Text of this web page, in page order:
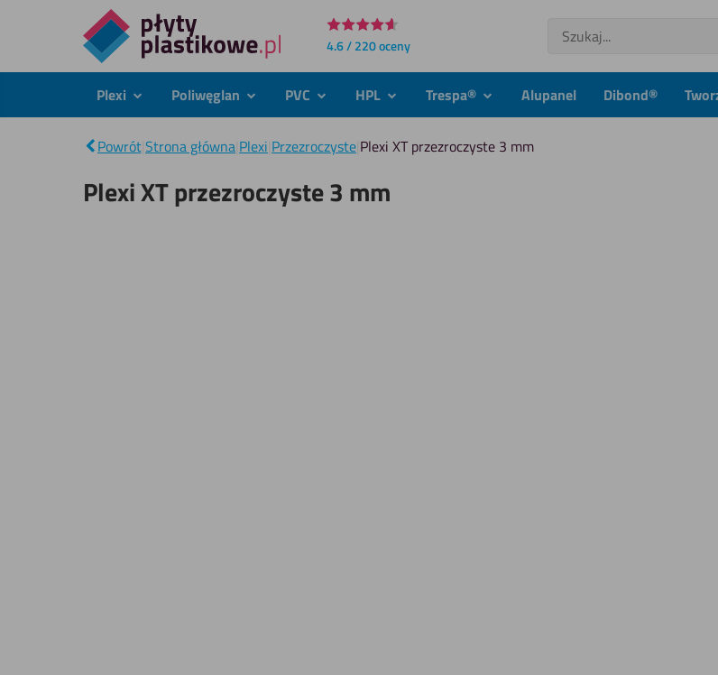
Bezpośrednio
do
4.6 / 220 oceny
Szukaj
Plexi podmenuPoliwęglan podmenuPVC podmenuHPL podmenuTrespa® podmenuAlupanel Dibond®
PowrótStrona główna Plexi Przezroczyste Plexi XT przezroczyste 3 mm
Plexi XT przezroczyste 3 mm